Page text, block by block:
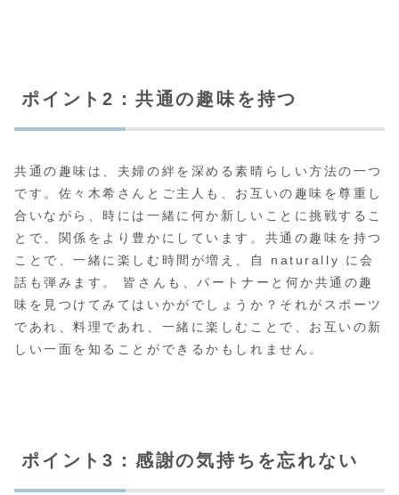
ポイント2：共通の趣味を持つ
共通の趣味は、夫婦の絆を深める素晴らしい方法の一つ
です。佐々木希さんとご主人も、お互いの趣味を尊重し
合いながら、時には一緒に何か新しいことに挑戦するこ
とで、関係をより豊かにしています。共通の趣味を持つ
ことで、一緒に楽しむ時間が増え、自 naturally に会
話も弾みます。 皆さんも、パートナーと何か共通の趣
味を見つけてみてはいかがでしょうか？それがスポーツ
であれ、料理であれ、一緒に楽しむことで、お互いの新
しい一面を知ることができるかもしれません。
ポイント3：感謝の気持ちを忘れない